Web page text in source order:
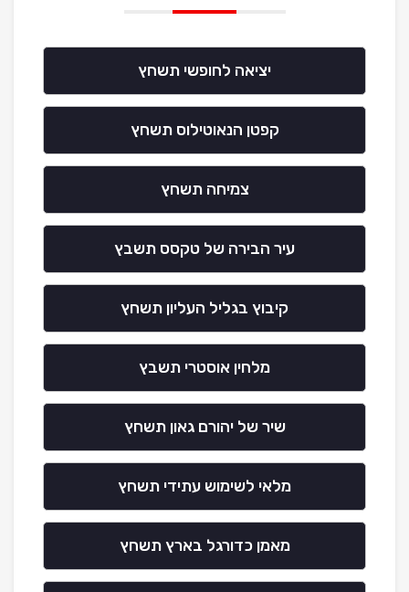
יציאה לחופשי תשחץ
קפטן הנאוטילוס תשחץ
צמיחה תשחץ
עיר הבירה של טקסס תשבץ
קיבוץ בגליל העליון תשחץ
מלחין אוסטרי תשבץ
שיר של יהורם גאון תשחץ
מלאי לשימוש עתידי תשחץ
מאמן כדורגל בארץ תשחץ